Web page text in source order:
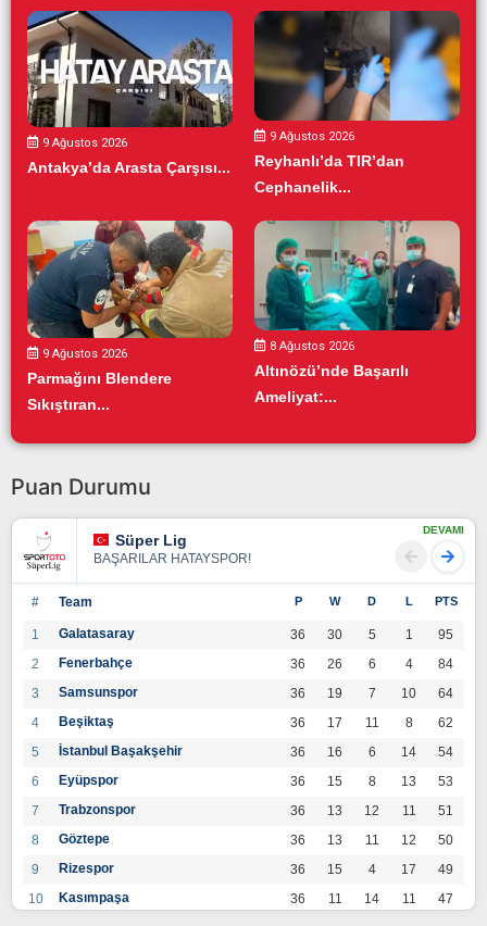
9 Ağustos 2026
Antakya’da Arasta Çarşısı...
9 Ağustos 2026
Reyhanlı’da TIR’dan
Cephanelik...
9 Ağustos 2026
Parmağını Blendere
Sıkıştıran...
8 Ağustos 2026
Altınözü’nde Başarılı
Ameliyat:...
Puan Durumu
Süper Lig
BAŞARILAR HATAYSPOR!
DEVAMI
# Team P W D L PTS
1 Galatasaray 36 30 5 1
95
2
Fenerbahçe 36 26 6 4
84
3
Samsunspor 36 19 7 10
64
4
Beşiktaş 36 17 11 8
62
5
İstanbul Başakşehir 36 16 6 14
54
6
Eyüpspor 36 15 8 13
53
7
Trabzonspor 36 13 12 11
51
8
Göztepe 36 13 11 12
50
9
Rizespor 36 15 4 17
49
10
Kasımpaşa 36 11 14 11
47